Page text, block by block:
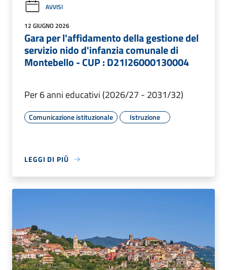
AVVISI
12 GIUGNO 2026
Gara per l'affidamento della gestione del
servizio nido d'infanzia comunale di
Montebello - CUP : D21I26000130004
Per 6 anni educativi (2026/27 - 2031/32)
Comunicazione istituzionale Istruzione
LEGGI DI PIÙ